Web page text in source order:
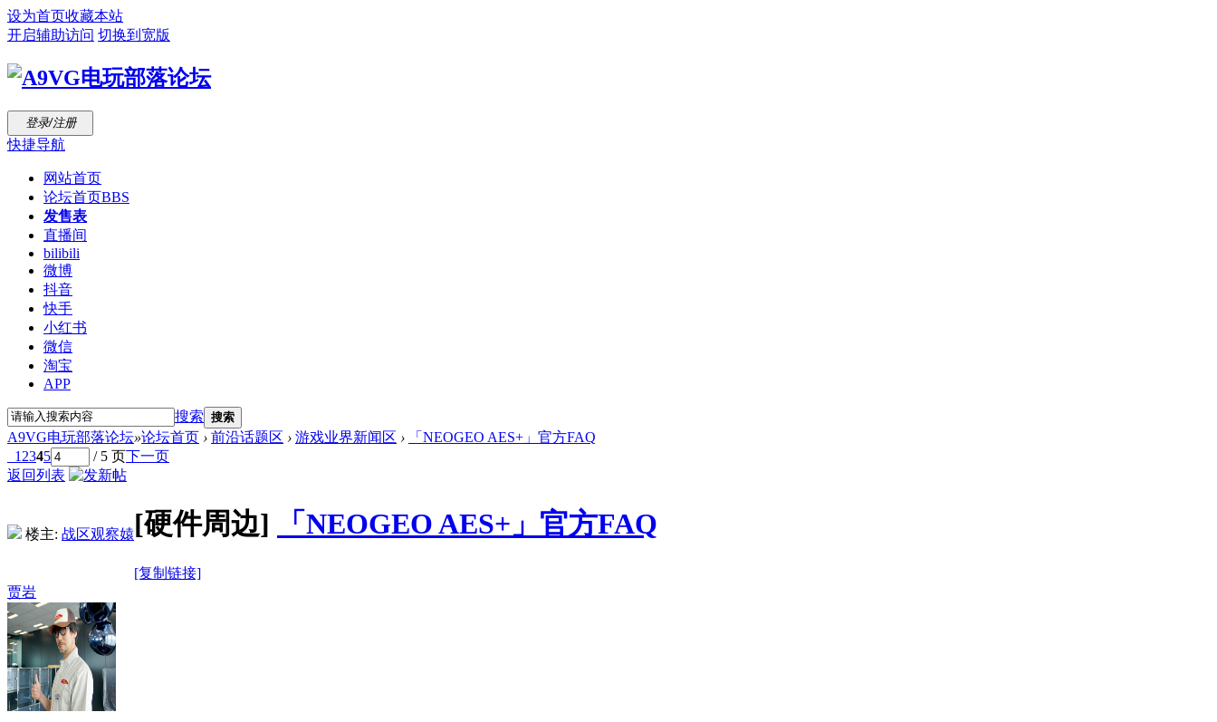
设为首页收藏本站
开启辅助访问 切换到宽版
登录/注册
快捷导航
网站首页
论坛首页BBS
发售表
直播间
bilibili
微博
抖音
快手
小红书
微信
淘宝
APP
搜索 搜索
A9VG电玩部落论坛»论坛首页 › 前沿话题区 › 游戏业界新闻区 ›
「NEOGEO AES+」官方FAQ
1 2345 / 5 页下一页
返回列表
楼主: 战区观察媴[硬件周边] 「NEOGEO AES+」官方FAQ
[复制链接]
贾岩